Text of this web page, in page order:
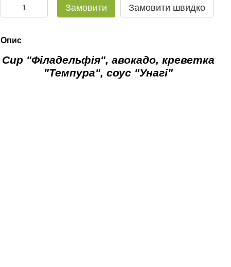
Замовити Замовити швидко
Опис
Сир "Філадельфія", авокадо, креветка
"Темпура", соус "Унагі"